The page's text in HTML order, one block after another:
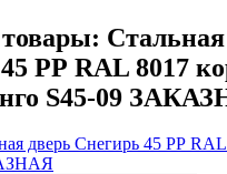
Стальная
РР RAL 8017
S45-09